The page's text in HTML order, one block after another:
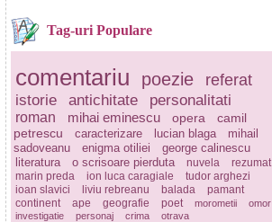
Tag-uri Populare
comentariu poezie referat
istorie antichitate personalitati
roman mihai eminescu opera
camil
petrescu
caracterizare lucian blaga
mihail
sadoveanu
enigma otiliei
george calinescu
literatura
o scrisoare pierduta nuvela
rezumat
marin preda
ion luca caragiale
tudor arghezi
ioan slavici
liviu rebreanu balada
pamant
continent
ape geografie poet morometii
omor
investigatie
personaj crima otrava